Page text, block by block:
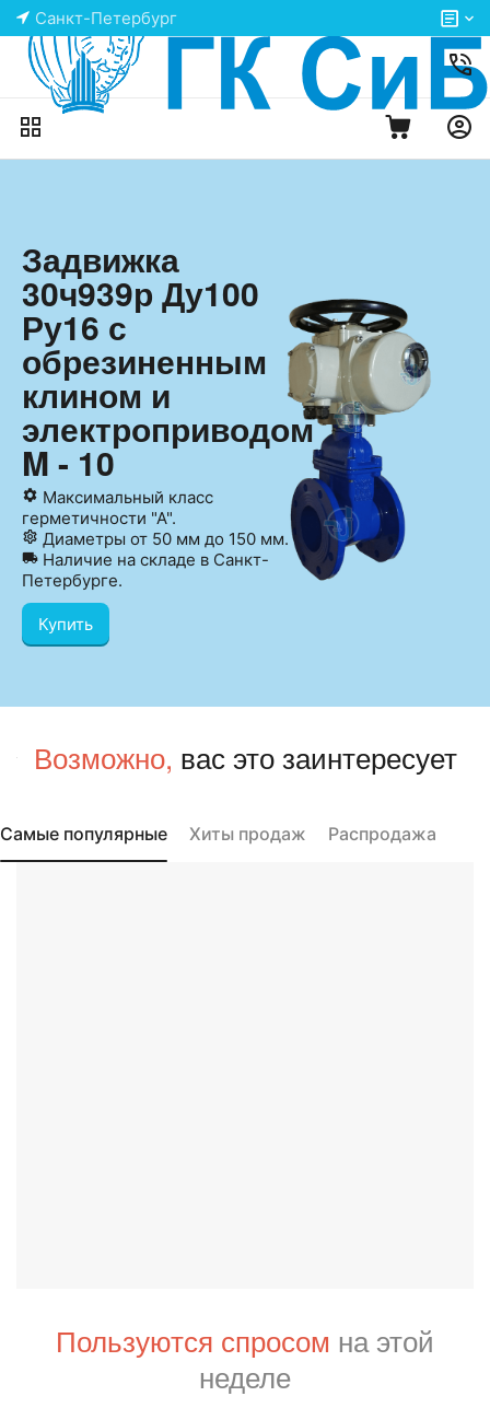
Санкт-Петербург
Задвижка
30ч939р Ду100
Ру16 с
обрезиненным
клином и
электроприводом
M - 10
Максимальный класс
герметичности "А".
Диаметры от 50 мм до 150 мм.
Наличие на складе в Санкт-
Петербурге.
Купить
Возможно, вас это заинтересует
Самые популярные Хиты продаж Распродажа
Пользуются спросом на этой
неделе